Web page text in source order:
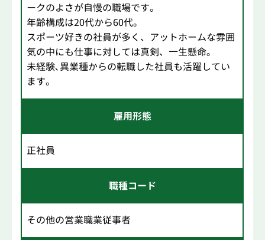
ークのよさが自慢の職場です。
年齢構成は20代から60代。
スポーツ好きの社員が多く、アットホームな雰囲
気の中にも仕事に対しては真剣、一生懸命。
未経験､異業種からの転職した社員も活躍してい
ます。
雇用形態
正社員
職種コード
その他の営業職業従事者